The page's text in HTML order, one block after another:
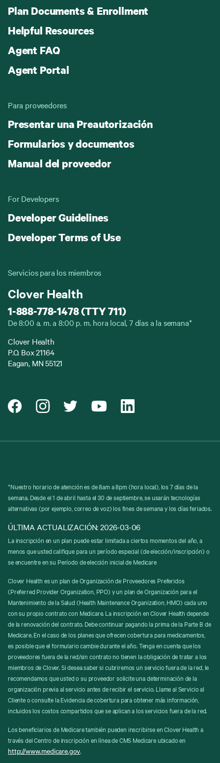
Plan Documents & Enrollment
Helpful Resources
Agent FAQ
Agent Portal
Para proveedores
Presentar una Preautorización
Formularios y documentos
Manual del proveedor
For Developers
Developer Guidelines
Developer Terms of Use
Servicios para los miembros
Clover Health
1-888-778-1478 (TTY 711)
De 8:00 a. m. a 8:00 p. m. hora local, 7 días a la semana*
Clover Health
P.O. Box 21164
Eagan, MN 55121
*Nuestro horario de atención es de 8am a 8pm (hora local), los 7 días de la
semana. Desde el 1 de abril hasta el 30 de septiembre, se usarán tecnologías
alternativas (por ejemplo, correo de voz) los fines de semana y los días feriados.
ÚLTIMA ACTUALIZACIÓN: 2026-03-06
La inscripción en un plan puede estar limitada a ciertos momentos del año, a
menos que usted califique para un período especial (de elección/inscripción) o
se encuentre en su Período de elección inicial de Medicare
Clover Health es un plan de Organización de Proveedores Preferidos
(Preferred Provider Organization, PPO) y un plan de Organización para el
Mantenimiento de la Salud (Health Maintenance Organization, HMO) cada uno
con su propio contrato con Medicare. La inscripción en Clover Health depende
de la renovación del contrato. Debe continuar pagando la prima de la Parte B de
Medicare. En el caso de los planes que ofrecen cobertura para medicamentos,
es posible que el formulario cambie durante el año. Tenga en cuenta que los
proveedores fuera de la red/sin contrato no tienen la obligación de tratar a los
miembros de Clover. Si desea saber si cubriremos un servicio fuera de la red, le
recomendamos que usted o su proveedor solicite una determinación de la
organización previa al servicio antes de recibir el servicio. Llame al Servicio al
Cliente o consulte la Evidencia de cobertura para obtener más información,
incluidos los costos compartidos que se aplican a los servicios fuera de la red.
Los beneficiarios de Medicare también pueden inscribirse en Clover Health a
través del Centro de inscripción en línea de CMS Medicare ubicado en
http://www.medicare.gov.